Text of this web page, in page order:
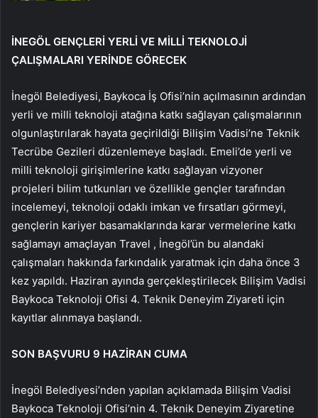
İNEGÖL GENÇLERİ YERLİ VE MİLLİ TEKNOLOJİ
ÇALIŞMALARI YERİNDE GÖRECEK
İnegöl Belediyesi, Baykoca İş Ofisi’nin açılmasının ardından
yerli ve milli teknoloji atağına katkı sağlayan çalışmalarının
olgunlaştırılarak hayata geçirildiği Bilişim Vadisi’ne Teknik
Tecrübe Gezileri düzenlemeye başladı. Emeli’de yerli ve
milli teknoloji girişimlerine katkı sağlayan vizyoner
projeleri bilim tutkunları ve özellikle gençler tarafından
incelemeyi, teknoloji odaklı imkan ve fırsatları görmeyi,
gençlerin kariyer basamaklarında karar vermelerine katkı
sağlamayı amaçlayan Travel , İnegöl’ün bu alandaki
çalışmaları hakkında farkındalık yaratmak için daha önce 3
kez yapıldı. Haziran ayında gerçekleştirilecek Bilişim Vadisi
Baykoca Teknoloji Ofisi 4. Teknik Deneyim Ziyareti için
kayıtlar alınmaya başlandı.
SON BAŞVURU 9 HAZİRAN CUMA
İnegöl Belediyesi’nden yapılan açıklamada Bilişim Vadisi
Baykoca Teknoloji Ofisi’nin 4. Teknik Deneyim Ziyaretine